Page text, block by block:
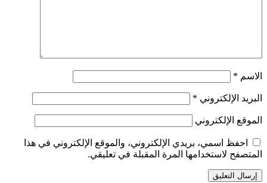
الاسم *
البريد الإلكتروني *
الموقع الإلكتروني
احفظ اسمي، بريدي الإلكتروني، والموقع الإلكتروني في هذا
المتصفح لاستخدامها المرة المقبلة في تعليقي.